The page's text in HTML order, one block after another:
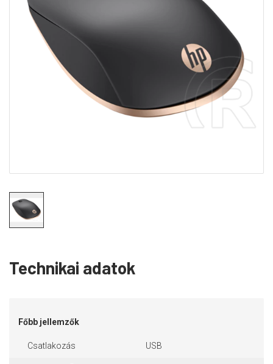
Technikai adatok
Főbb jellemzők
Csatlakozás USB